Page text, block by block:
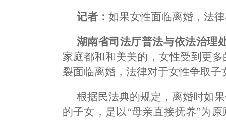
记者： 如果女性面临离婚，法
湖南省司法厅普法与依法治理
家庭都和和美美的，女性受到更
裂面临离婚，法律对于女性争取
根据民法典的规定，离婚时如
的子女，是以“母亲直接抚养”为